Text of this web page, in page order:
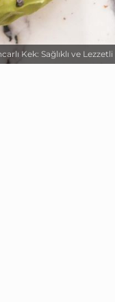
Kek: Sağlıklı ve Lezzetli